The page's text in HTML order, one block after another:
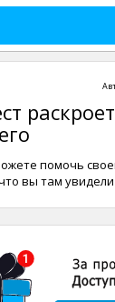
помочь
вы там